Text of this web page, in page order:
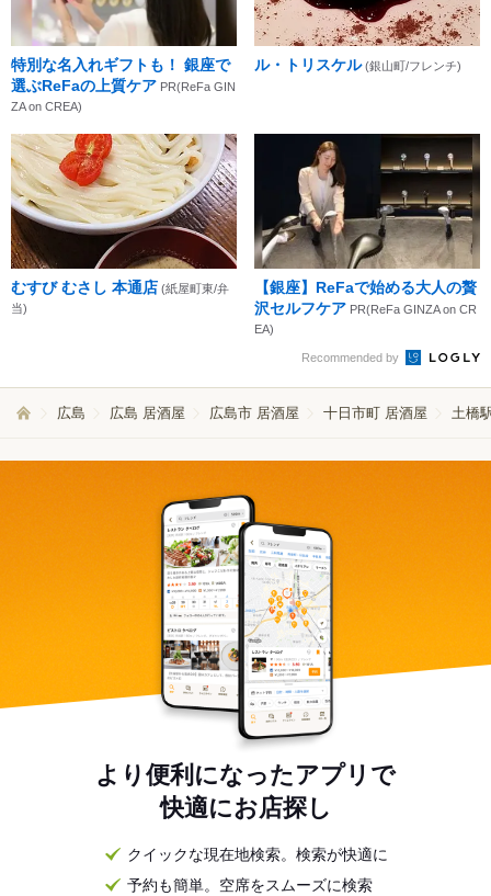
特別な名入れギフトも！ 銀座で
選ぶReFaの上質ケア PR(ReFa GIN
ZA on CREA)
ル・トリスケル (銀山町/フレンチ)
むすび むさし 本通店 (紙屋町東/弁
当)
【銀座】ReFaで始める大人の贅
沢セルフケア PR(ReFa GINZA on CR
EA)
Recommended by
広島 広島 居酒屋 広島市 居酒屋 十日市町 居酒屋 土橋
より便利になったアプリで
快適にお店探し
クイックな現在地検索。検索が快適に
予約も簡単。空席をスムーズに検索